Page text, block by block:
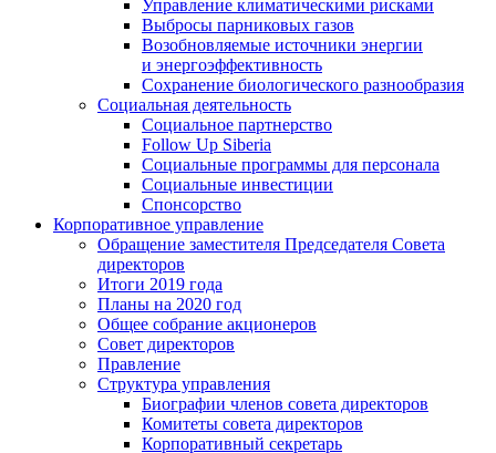
Управление климатическими рисками
Выбросы парниковых газов
Возобновляемые источники энергии
и энергоэффективность
Сохранение биологического разнообразия
Социальная деятельность
Социальное партнерство
Follow Up Siberia
Социальные программы для персонала
Социальные инвестиции
Спонсорство
Корпоративное управление
Обращение заместителя Председателя Совета
директоров
Итоги 2019 года
Планы на 2020 год
Общее собрание акционеров
Совет директоров
Правление
Структура управления
Биографии членов совета директоров
Комитеты совета директоров
Корпоративный секретарь